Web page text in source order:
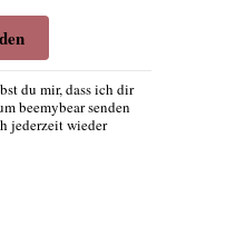
du mir, dass ich dir
beemybear senden
jederzeit wieder